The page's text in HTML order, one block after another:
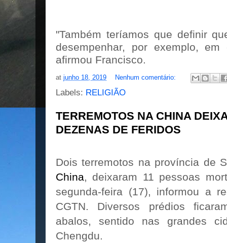
"Também teríamos que definir
desempenhar, por exemplo, em
afirmou Francisco.
at junho 18, 2019 Nenhum comentário:
Labels: RELIGIÃO
TERREMOTOS NA CHINA
DEZENAS DE FERIDOS
Dois terremotos na província de
China, deixaram 11 pessoas
segunda-feira (17), informou a
CGTN. Diversos prédios
abalos, sentido nas grandes
Chengdu.